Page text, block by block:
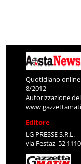
Quotidiano
8/2012
Autorizzazione
Editore
LG PRESSE S.R.L.
via Festaz, 52